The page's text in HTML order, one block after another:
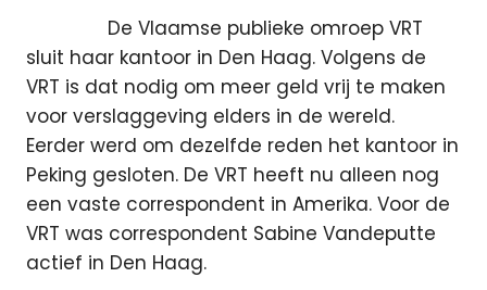
De Vlaamse publieke omroep VRT
sluit haar kantoor in Den Haag. Volgens de
VRT is dat nodig om meer geld vrij te maken
voor verslaggeving elders in de wereld.
Eerder werd om dezelfde reden het kantoor in
Peking gesloten. De VRT heeft nu alleen nog
een vaste correspondent in Amerika. Voor de
VRT was correspondent Sabine Vandeputte
actief in Den Haag.